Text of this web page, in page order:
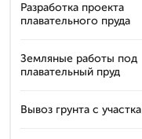
Разработка проекта
плавательного пруда
Земляные работы под
плавательный пруд
Вывоз грунта с участка